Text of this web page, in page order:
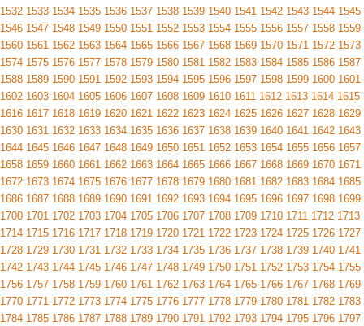
1532 1533 1534 1535 1536 1537 1538 1539 1540 1541 1542 1543 1544 1545
1546 1547 1548 1549 1550 1551 1552 1553 1554 1555 1556 1557 1558 1559
1560 1561 1562 1563 1564 1565 1566 1567 1568 1569 1570 1571 1572 1573
1574 1575 1576 1577 1578 1579 1580 1581 1582 1583 1584 1585 1586 1587
1588 1589 1590 1591 1592 1593 1594 1595 1596 1597 1598 1599 1600 1601
1602 1603 1604 1605 1606 1607 1608 1609 1610 1611 1612 1613 1614 1615
1616 1617 1618 1619 1620 1621 1622 1623 1624 1625 1626 1627 1628 1629
1630 1631 1632 1633 1634 1635 1636 1637 1638 1639 1640 1641 1642 1643
1644 1645 1646 1647 1648 1649 1650 1651 1652 1653 1654 1655 1656 1657
1658 1659 1660 1661 1662 1663 1664 1665 1666 1667 1668 1669 1670 1671
1672 1673 1674 1675 1676 1677 1678 1679 1680 1681 1682 1683 1684 1685
1686 1687 1688 1689 1690 1691 1692 1693 1694 1695 1696 1697 1698 1699
1700 1701 1702 1703 1704 1705 1706 1707 1708 1709 1710 1711 1712 1713
1714 1715 1716 1717 1718 1719 1720 1721 1722 1723 1724 1725 1726 1727
1728 1729 1730 1731 1732 1733 1734 1735 1736 1737 1738 1739 1740 1741
1742 1743 1744 1745 1746 1747 1748 1749 1750 1751 1752 1753 1754 1755
1756 1757 1758 1759 1760 1761 1762 1763 1764 1765 1766 1767 1768 1769
1770 1771 1772 1773 1774 1775 1776 1777 1778 1779 1780 1781 1782 1783
1784 1785 1786 1787 1788 1789 1790 1791 1792 1793 1794 1795 1796 1797